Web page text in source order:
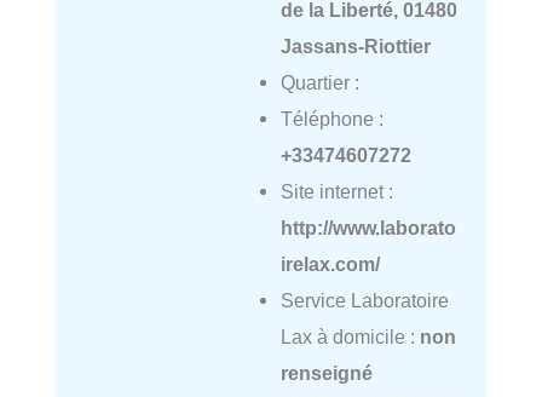
de la Liberté, 01480
Jassans-Riottier
Quartier :
Téléphone :
+33474607272
Site internet :
http://www.laborato
irelax.com/
Service Laboratoire
Lax à domicile : non
renseigné